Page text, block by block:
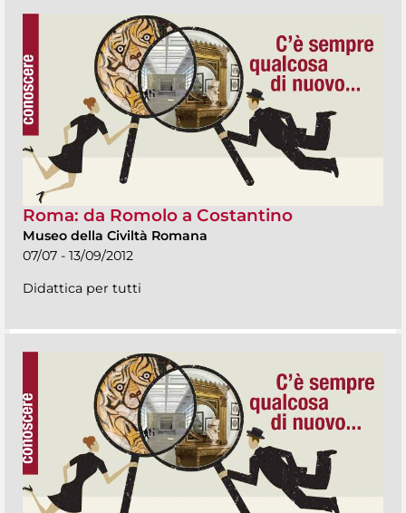
Roma: da Romolo a Costantino
Museo della Civiltà Romana
07/07 - 13/09/2012
Didattica per tutti